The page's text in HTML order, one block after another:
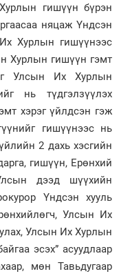
гишүүн бүрэн
няцаж Үндсэн
Хурлын гишүүнээс
Хурлын гишүүн гэмт
Улсын Их Хурлын
нь түдгэлзүүлэх
хэрэг үйлдсэн гэж
гишүүнээс нь
2 дахь хэсгийн
гишүүн, Ерөнхий
дээд шүүхийн
Үндсэн хууль
Улсын Их
Улсын Их Хурлын
эсэх” асуудлаар
мөн Тавьдугаар